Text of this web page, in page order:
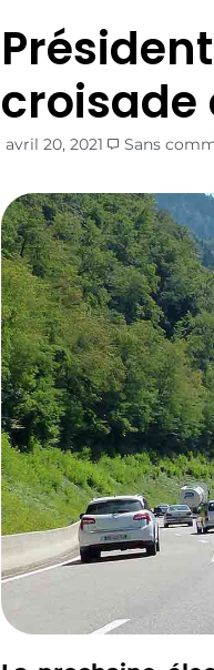
croisade
avril 20, 2021 Sans